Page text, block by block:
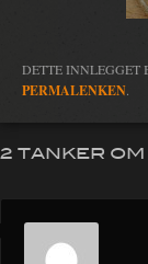
DETTE INNLEGGET
PERMALENKEN.
2 TANKER OM